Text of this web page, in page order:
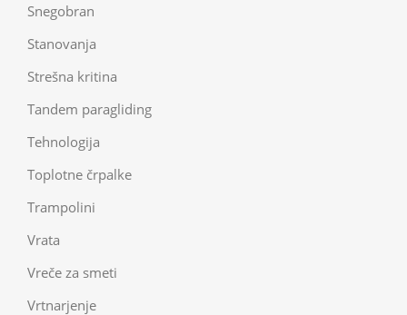
Snegobran
Stanovanja
Strešna kritina
Tandem paragliding
Tehnologija
Toplotne črpalke
Trampolini
Vrata
Vreče za smeti
Vrtnarjenje